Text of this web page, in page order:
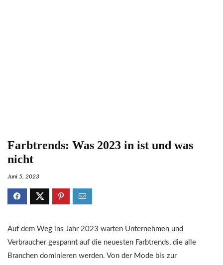
Farbtrends: Was 2023 in ist und was
nicht
Juni 5, 2023
Auf dem Weg ins Jahr 2023 warten Unternehmen und
Verbraucher gespannt auf die neuesten Farbtrends, die alle
Branchen dominieren werden. Von der Mode bis zur